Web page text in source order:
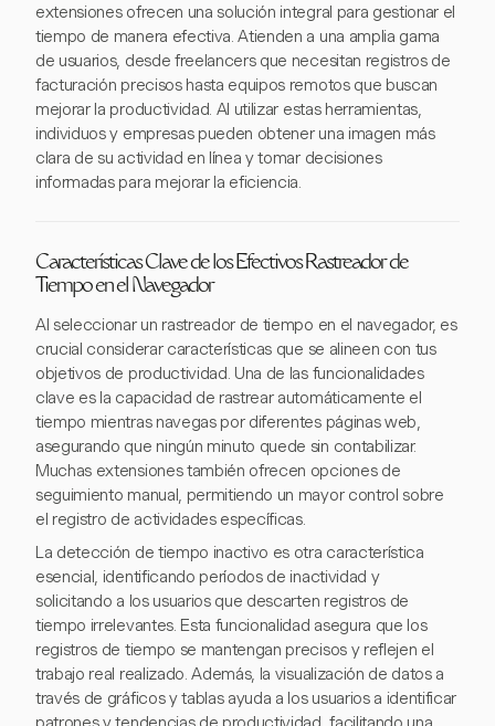
extensiones ofrecen una solución integral para gestionar el
tiempo de manera efectiva. Atienden a una amplia gama
de usuarios, desde freelancers que necesitan registros de
facturación precisos hasta equipos remotos que buscan
mejorar la productividad. Al utilizar estas herramientas,
individuos y empresas pueden obtener una imagen más
clara de su actividad en línea y tomar decisiones
informadas para mejorar la eficiencia.
Características Clave de los Efectivos Rastreador de
Tiempo en el Navegador
Al seleccionar un rastreador de tiempo en el navegador, es
crucial considerar características que se alineen con tus
objetivos de productividad. Una de las funcionalidades
clave es la capacidad de rastrear automáticamente el
tiempo mientras navegas por diferentes páginas web,
asegurando que ningún minuto quede sin contabilizar.
Muchas extensiones también ofrecen opciones de
seguimiento manual, permitiendo un mayor control sobre
el registro de actividades específicas.
La detección de tiempo inactivo es otra característica
esencial, identificando períodos de inactividad y
solicitando a los usuarios que descarten registros de
tiempo irrelevantes. Esta funcionalidad asegura que los
registros de tiempo se mantengan precisos y reflejen el
trabajo real realizado. Además, la visualización de datos a
través de gráficos y tablas ayuda a los usuarios a identificar